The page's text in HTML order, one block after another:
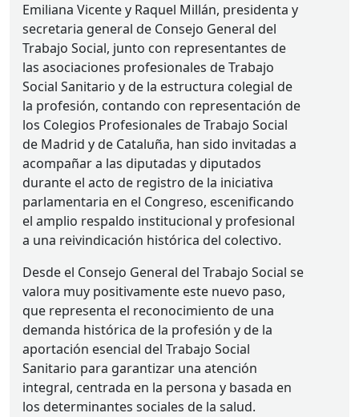
Emiliana Vicente y Raquel Millán, presidenta y
secretaria general de Consejo General del
Trabajo Social, junto con representantes de
las asociaciones profesionales de Trabajo
Social Sanitario y de la estructura colegial de
la profesión, contando con representación de
los Colegios Profesionales de Trabajo Social
de Madrid y de Cataluña, han sido invitadas a
acompañar a las diputadas y diputados
durante el acto de registro de la iniciativa
parlamentaria en el Congreso, escenificando
el amplio respaldo institucional y profesional
a una reivindicación histórica del colectivo.
Desde el Consejo General del Trabajo Social se
valora muy positivamente este nuevo paso,
que representa el reconocimiento de una
demanda histórica de la profesión y de la
aportación esencial del Trabajo Social
Sanitario para garantizar una atención
integral, centrada en la persona y basada en
los determinantes sociales de la salud.